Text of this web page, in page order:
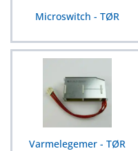
Microswitch - TØR
Varmelegemer - TØR